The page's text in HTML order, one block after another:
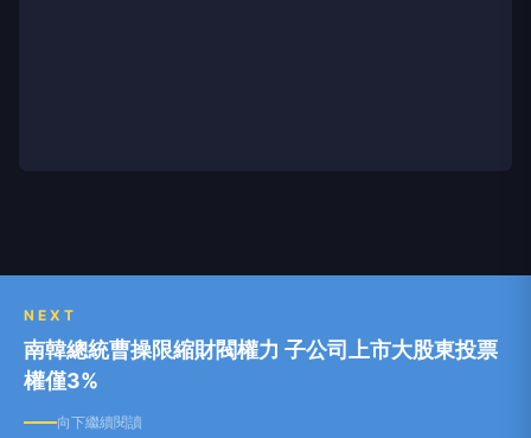
NEXT
南韓總統曹操限縮財閥權力 子公司上市大股東投票
權僅3%
向下繼續閱讀